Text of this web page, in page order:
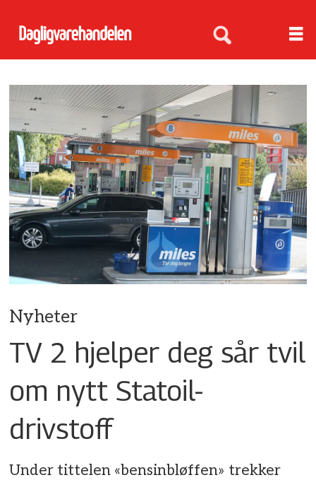
Nyheter
TV 2 hjelper deg sår tvil
om nytt Statoil-
drivstoff
Under tittelen «bensinbløffen» trekker